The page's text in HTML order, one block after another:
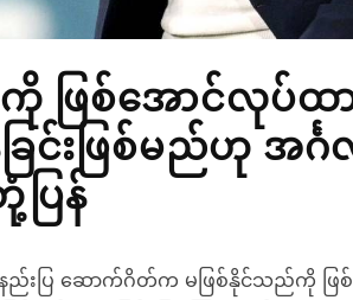
ဖြစ်အောင်လုပ်ထာ
ြင်းဖြစ်မည်ဟု အင်္
ြန်
းပြ ဆောက်ဂိတ်က မဖြစ်နိုင်သည်ကို ဖြစ်